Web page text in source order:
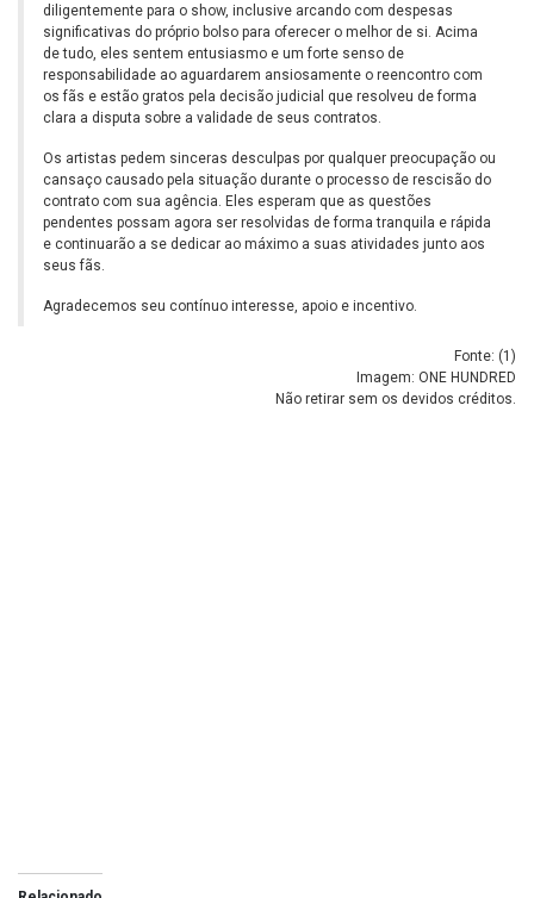
diligentemente para o show, inclusive arcando com despesas
significativas do próprio bolso para oferecer o melhor de si. Acima
de tudo, eles sentem entusiasmo e um forte senso de
responsabilidade ao aguardarem ansiosamente o reencontro com
os fãs e estão gratos pela decisão judicial que resolveu de forma
clara a disputa sobre a validade de seus contratos.
Os artistas pedem sinceras desculpas por qualquer preocupação ou
cansaço causado pela situação durante o processo de rescisão do
contrato com sua agência. Eles esperam que as questões
pendentes possam agora ser resolvidas de forma tranquila e rápida
e continuarão a se dedicar ao máximo a suas atividades junto aos
seus fãs.
Agradecemos seu contínuo interesse, apoio e incentivo.
Fonte: (1 )
Imagem: ONE HUNDRED
Não retirar sem os devidos créditos.